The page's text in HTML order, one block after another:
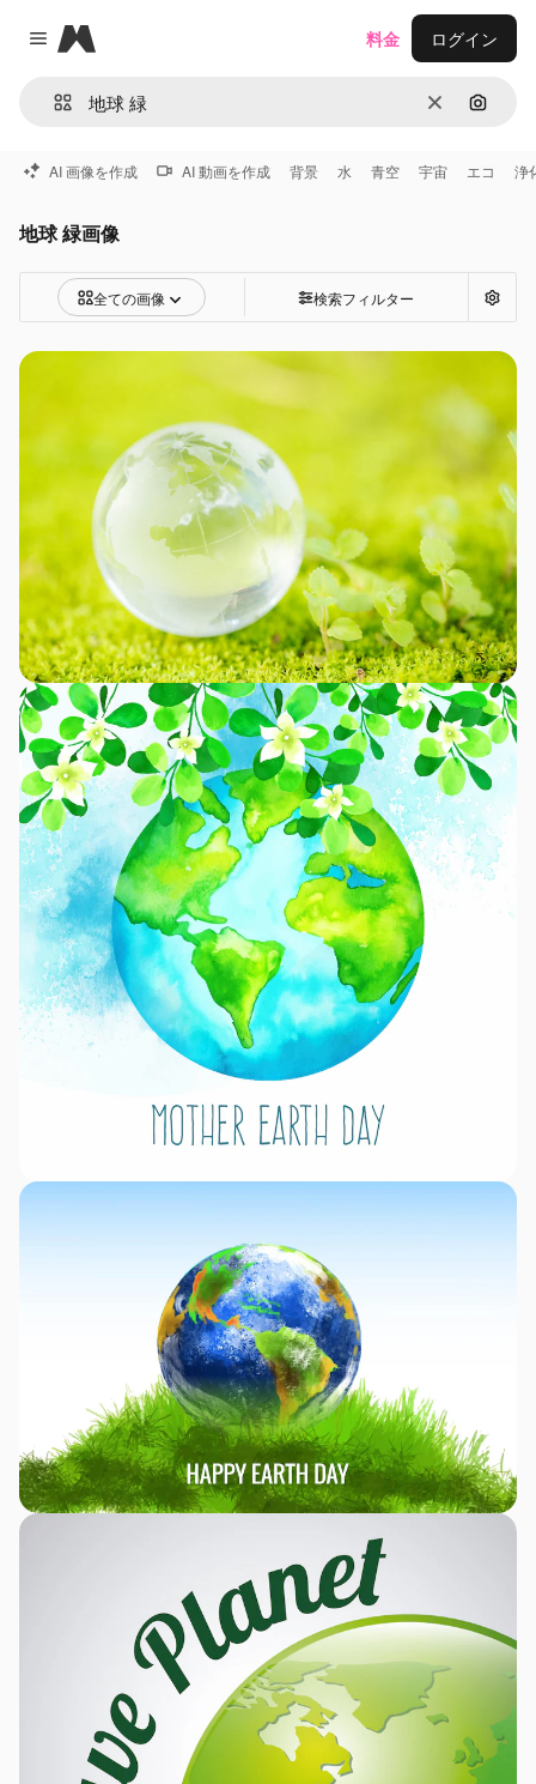
Close menu
Magnific
消去 画像で
料金 ログイン
AI 画像を作成 AI 動画を作成 背景 水 青空 宇宙 エコ 浄
地球 緑画像
全ての画像 検索フィルター